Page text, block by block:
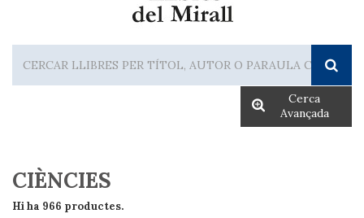
Cerca
Avançada
CIÈNCIES
Hi ha 966 productes.